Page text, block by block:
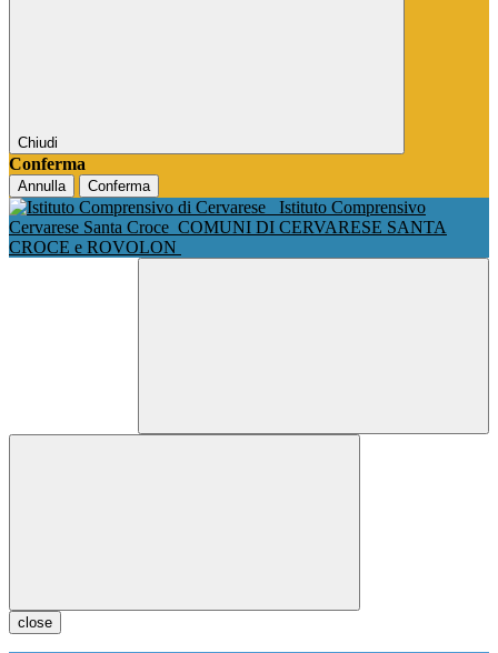
Chiudi
Conferma
Annulla Conferma
Istituto Comprensivo
Cervarese Santa Croce COMUNI DI CERVARESE SANTA
CROCE e ROVOLON
close